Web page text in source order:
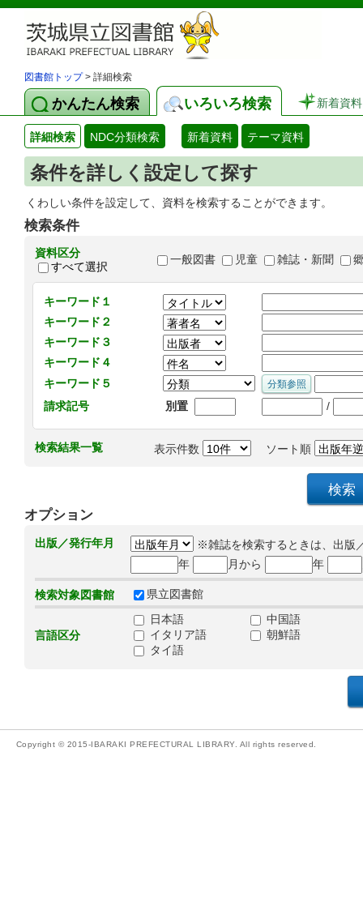
図書館トップ> 詳細検索
かんたん検索 いろいろ検索 新着資料
詳細検索 NDC分類検索 新着資料 テーマ資料
条件を詳しく設定して探す
くわしい条件を設定して、資料を検索することができます。
検索条件
資料区分
すべて選択
一般図書 児童 雑誌・新聞
キーワード１
キーワード２
キーワード３
キーワード４
キーワード５
請求記号
別置 /
検索結果一覧 表示件数 ソート順
オプション
出版／発行年月
※雑誌を検索するときは、出版
年
月から 年
検索対象図書館 県立図書館
言語区分
日本語
中国語
イタリア語
朝鮮語
タイ語
Copyright © 2015-IBARAKI PREFECTURAL LIBRARY. All rights reserved.